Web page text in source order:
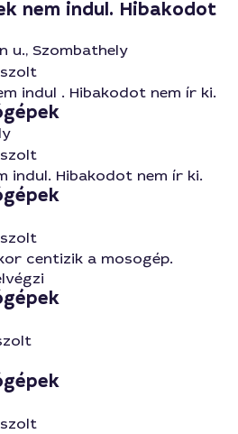
nem indul. Hibakodot
u., Szombathely
indul . Hibakodot nem ír ki.
indul. Hibakodot nem ír ki.
centizik a mosogép.